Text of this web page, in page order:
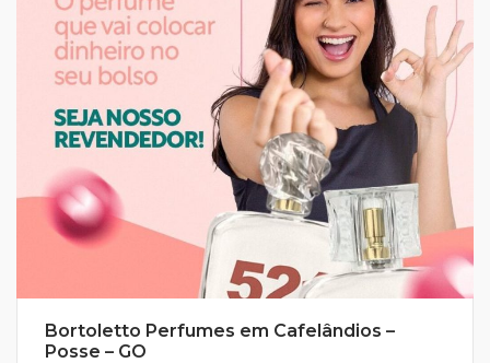
Bortoletto Perfumes em Cafelândios –
Posse – GO